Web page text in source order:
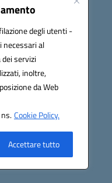
degli utenti -
necessari al
servizi
inoltre,
da Web
Cookie Policy.
Accettare tutto